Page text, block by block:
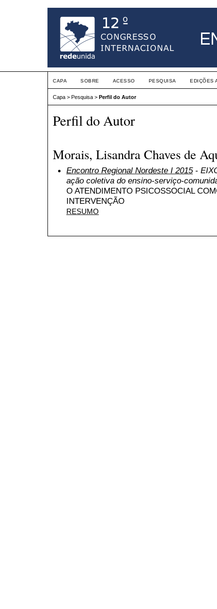
CAPA SOBRE ACESSO PESQUISA EDIÇÕES
Capa > Pesquisa > Perfil do Autor
Perfil do Autor
Morais, Lisandra Chaves de
Encontro Regional Nordeste I 2015-
ação coletiva do ensino-serviço-
O ATENDIMENTO PSICOSSOCIAL
INTERVENÇÃO
RESUMO